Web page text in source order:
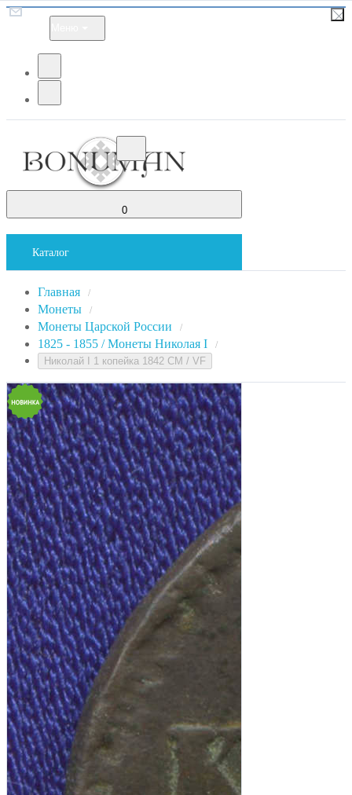
0
Каталог
Главная /
Монеты /
Монеты Царской России /
1825 - 1855 / Монеты Николая I /
Николай I 1 копейка 1842 СМ / VF